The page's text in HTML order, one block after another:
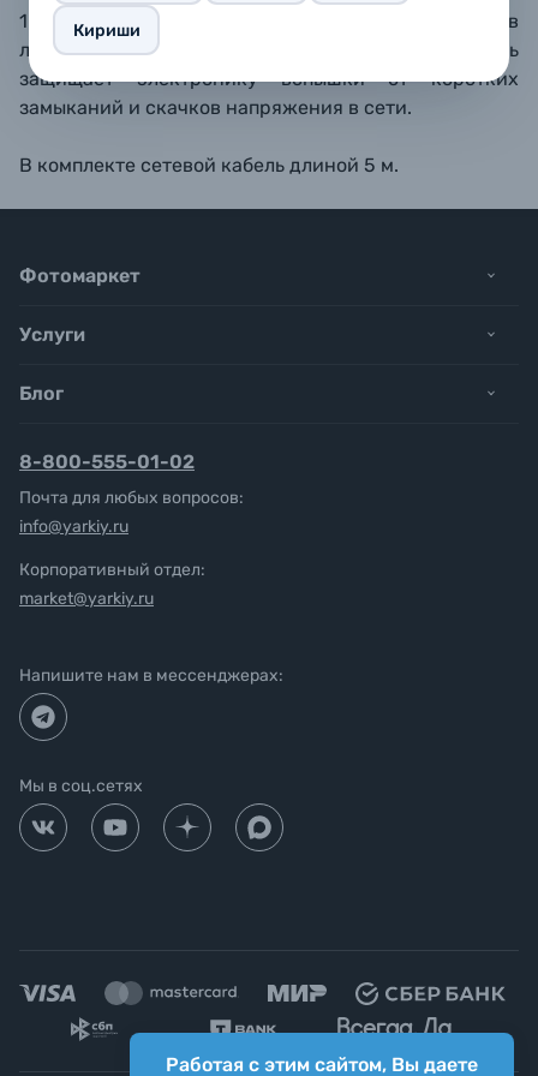
Кириши
100 до 240 Вольт, поэтому может использоваться в
любой точке земного шара. Предохранитель
защищает электронику вспышки от коротких
замыканий и скачков напряжения в сети.
В комплекте сетевой кабель длиной 5 м.
Работая с этим сайтом, Вы даете
Фотомаркет
Услуги
Блог
8-800-555-01-02
Почта для любых вопросов:
info@yarkiy.ru
Корпоративный отдел:
market@yarkiy.ru
Напишите нам в мессенджерах:
Мы в соц.сетях